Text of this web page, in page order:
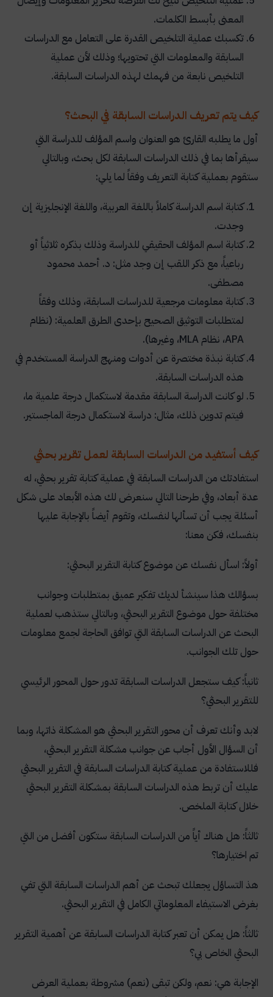
المعنى بأبسط الكلمات.
تكسبك عملية التلخيص القدرة على التعامل مع الدراسات
السابقة والمعلومات التي تحتويها؛ وذلك لأن عملية
التلخيص نابعة من فهمك لهذه الدراسات السابقة.
كيف يتم تعريف الدراسات السابقة في البحث؟
أول ما يطلبه القارئ هو العنوان واسم المؤلف للدراسة التي
سيقرأها بما في ذلك الدراسات السابقة لكل بحث، وبالتالي
ستقوم بعملية كتابة التعريف وفقاً لما يلي:
كتابة اسم الدراسة كاملاً باللغة العربية، واللغة الإنجليزية إن
وجدت.
كتابة اسم المؤلف الحقيقي للدراسة وذلك بذكره ثلاثياً أو
رباعياً، مع ذكر اللقب إن وجد مثل: د. أحمد محمود
مصطفى.
كتابة معلومات مرجعية للدراسات السابقة، وذلك وفقاً
لمتطلبات التوثيق الصحيح بإحدى الطرق العلمية: (نظام
APA، نظام MLA، وغيرها).
كتابة نبذة مختصرة عن أدوات ومنهج الدراسة المستخدم في
هذه الدراسات السابقة.
لو كانت الدراسة السابقة مقدمة لاستكمال درجة علمية ما،
فيتم تدوين ذلك، مثال: دراسة لاستكمال درجة الماجستير.
كيف أستفيد من الدراسات السابقة لعمل تقرير بحثي
استفادتك من الدراسات السابقة في عملية كتابة تقرير بحثي، له
عدة أبعاد، وفي طرحنا التالي سنعرض لك هذه الأبعاد على شكل
أسئلة يجب أن تسألها لنفسك، وتقوم أيضاً بالإجابة عليها
بنفسك، فكن معنا:
أولاً: اسأل نفسك عن موضوع كتابة التقرير البحثي:
بسؤالك هذا سينشأ لديك تفكير عميق بمتطلبات وجوانب
مختلفة حول موضوع التقرير البحثي، وبالتالي ستذهب لعملية
البحث عن الدراسات السابقة التي توافق الحاجة لجمع معلومات
حول تلك الجوانب.
ثانياً: كيف ستجعل الدراسات السابقة تدور حول المحور الرئيسي
للتقرير البحثي؟
لابد وأنك تعرف أن محور التقرير البحثي هو المشكلة ذاتها، وبما
أن السؤال الأول أجاب عن جوانب مشكلة التقرير البحثي،
فللاستفادة من عملية كتابة الدراسات السابقة في التقرير البحثي
عليك أن تربط هذه الدراسات السابقة بمشكلة التقرير البحثي
خلال كتابة الملخص.
ثالثاً: هل هناك أياً من الدراسات السابقة ستكون أفضل من التي
تم اختيارها؟
هذ التساؤل يجعلك تبحث عن أهم الدراسات السابقة التي تفي
بغرض الاستيفاء المعلوماتي الكامل في التقرير البحثي.
ثالثاً: هل يمكن أن تعبر كتابة الدراسات السابقة عن أهمية التقرير
البحثي الخاص بي؟
الإجابة هي: نعم، ولكن تبقى (نعم) مشروطة بعملية العرض